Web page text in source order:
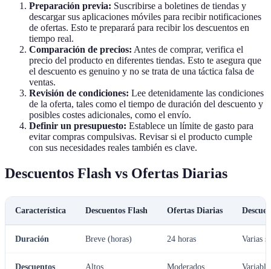
Preparación previa: Suscribirse a boletines de tiendas y
descargar sus aplicaciones móviles para recibir notificaciones
de ofertas. Esto te preparará para recibir los descuentos en
tiempo real.
Comparación de precios: Antes de comprar, verifica el
precio del producto en diferentes tiendas. Esto te asegura que
el descuento es genuino y no se trata de una táctica falsa de
ventas.
Revisión de condiciones: Lee detenidamente las condiciones
de la oferta, tales como el tiempo de duración del descuento y
posibles costes adicionales, como el envío.
Definir un presupuesto: Establece un límite de gasto para
evitar compras compulsivas. Revisar si el producto cumple
con sus necesidades reales también es clave.
Descuentos Flash vs Ofertas Diarias
Característica Descuentos Flash Ofertas Diarias
Duración Breve (horas) 24 horas Varias
Descuentos Altos Moderados